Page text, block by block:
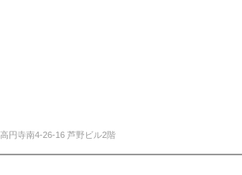
円寺南4-26-16 芦野ビル2階